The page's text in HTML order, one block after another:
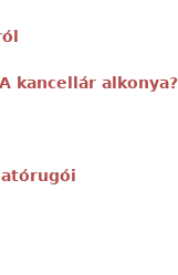
kancellár